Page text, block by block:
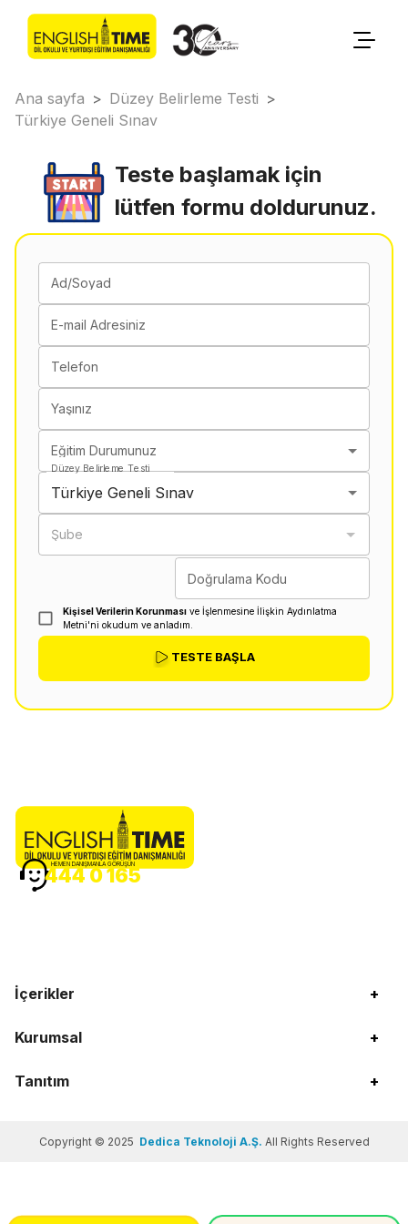
Ana sayfa > Düzey Belirleme Testi >
Türkiye Geneli Sınav
Teste başlamak için
lütfen formu doldurunuz.
Ad/Soyad
E-mail Adresiniz
Telefon
Yaşınız
Eğitim Durumunuz
Düzey Belirleme Testi
Türkiye Geneli Sınav
Şube
Doğrulama Kodu
Kişisel Verilerin Korunması ve İşlenmesine İlişkin Aydınlatma
Metni'ni okudum ve anladım.
TESTE BAŞLA
İçerikler +
Kurumsal +
Tanıtım +
HEMEN DANIŞMANLA GÖRÜŞÜN
444 0 165
Copyright © 2025 Dedica Teknoloji A.Ş. All Rights Reserved